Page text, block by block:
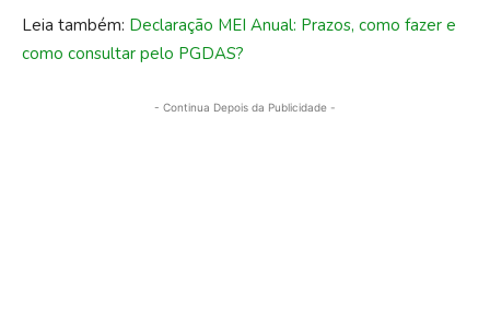
Leia também: Declaração MEI Anual: Prazos, como fazer e
como consultar pelo PGDAS?
- Continua Depois da Publicidade -